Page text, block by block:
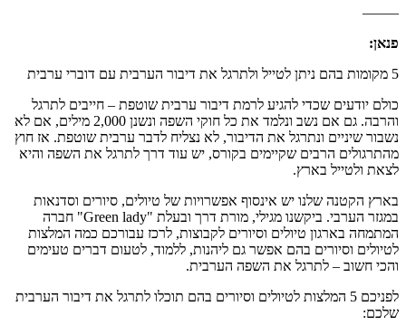
——–
פנאן:
5 מקומות בהם ניתן לטייל ולתרגל את דיבור הערבית עם דוברי ערבית
כולם יודעים שכדי להגיע לרמת דיבור ערבית שוטפת – חייבים לתרגל
והרבה. גם אם נשב ונלמד את כל חוקי השפה ונשנן 2,000 מילים, אם לא
נשבור שיניים ונתרגל את הדיבור, לא נצליח לדבר ערבית שוטפת. אז חוץ
מהתרגולים הרבים שקיימים בקורס, יש עוד דרך לתרגל את השפה והיא
לצאת ולטייל בארץ.
בארץ הקטנה שלנו יש אינסוף אפשרויות של טיולים, סיורים וסדנאות
במגזר הערבי. ביקשנו מגילי, מורת דרך ובעלת "Green lady" חברה
המתמחה בארגון טיולים וסיורים לקבוצות, לרכז עבורכם כמה המלצות
לטיולים וסיורים בהם אפשר גם ליהנות, ללמוד, לטעום דברים טעימים
והכי חשוב – לתרגל את השפה הערבית.
לפניכם 5 המלצות לטיולים וסיורים בהם תוכלו לתרגל את דיבור הערבית
שלכם: